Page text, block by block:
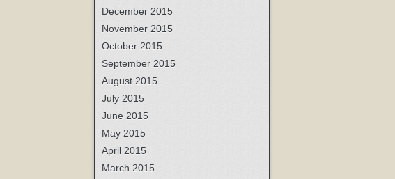
December 2015
November 2015
October 2015
September 2015
August 2015
July 2015
June 2015
May 2015
April 2015
March 2015